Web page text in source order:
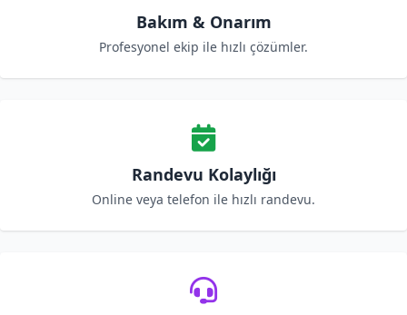
Bakım & Onarım
Profesyonel ekip ile hızlı çözümler.
Randevu Kolaylığı
Online veya telefon ile hızlı randevu.